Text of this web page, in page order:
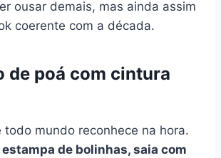
ousar demais, mas ainda assim
coerente com a década.
de poá com cintura
todo mundo reconhece na hora.
de bolinhas, saia com